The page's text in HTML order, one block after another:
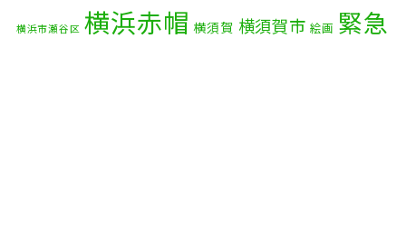
2025年7月(6)
横浜市瀬谷区 横浜赤帽 横須賀 横須賀市 絵画 緊急